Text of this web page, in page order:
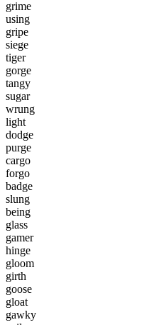
grime
using
gripe
siege
tiger
gorge
tangy
sugar
wrung
light
dodge
purge
cargo
forgo
badge
slung
being
glass
gamer
hinge
gloom
girth
goose
gloat
gawky